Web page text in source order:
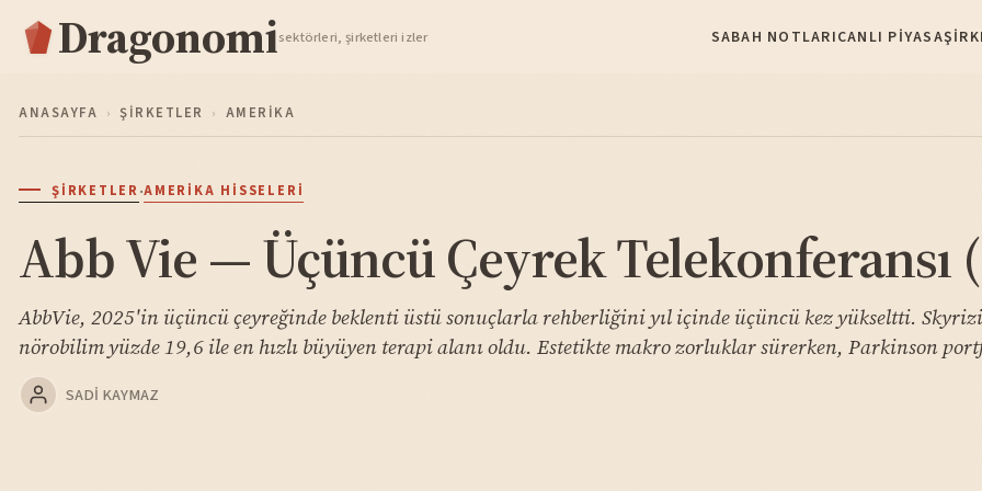
Dragonomisektörleri, şirketleri izler SABAH NOTLARICANLI PIYASA
TAKIP ET
ANASAYFA › ŞIRKETLER › AMERIKA
ŞIRKETLER·AMERIKA HISSELERI
Abb Vie — Üçüncü Çeyrek Telekonferansı
AbbVie, 2025'in üçüncü çeyreğinde beklenti üstü sonuçlarla rehberliğini yıl içinde üçüncü kez yükseltti.
nörobilim yüzde 19,6 ile en hızlı büyüyen terapi alanı oldu. Estetikte makro zorluklar sürerken, Parkinson
SADI KAYMAZ